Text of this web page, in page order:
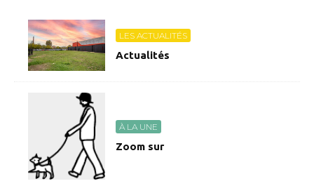
LES ACTUALITÉS
Actualités
À LA UNE
Zoom sur